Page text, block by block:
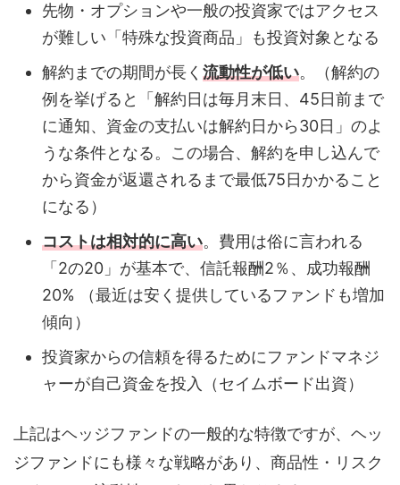
先物・オプションや一般の投資家ではアクセス
が難しい「特殊な投資商品」も投資対象となる
解約までの期間が長く 流動性が低い。（解約の
例を挙げると「解約日は毎月末日、45日前まで
に通知、資金の支払いは解約日から30日」のよ
うな条件となる。この場合、解約を申し込んで
から資金が返還されるまで最低75日かかること
になる）
コストは相対的に高い。費用は俗に言われる
「2の20」が基本で、信託報酬2％、成功報酬
20% （最近は安く提供しているファンドも増加
傾向）
投資家からの信頼を得るためにファンドマネジ
ャーが自己資金を投入（セイムボード出資）
上記はヘッジファンドの一般的な特徴ですが、ヘッ
ジファンドにも様々な戦略があり、商品性・リスク